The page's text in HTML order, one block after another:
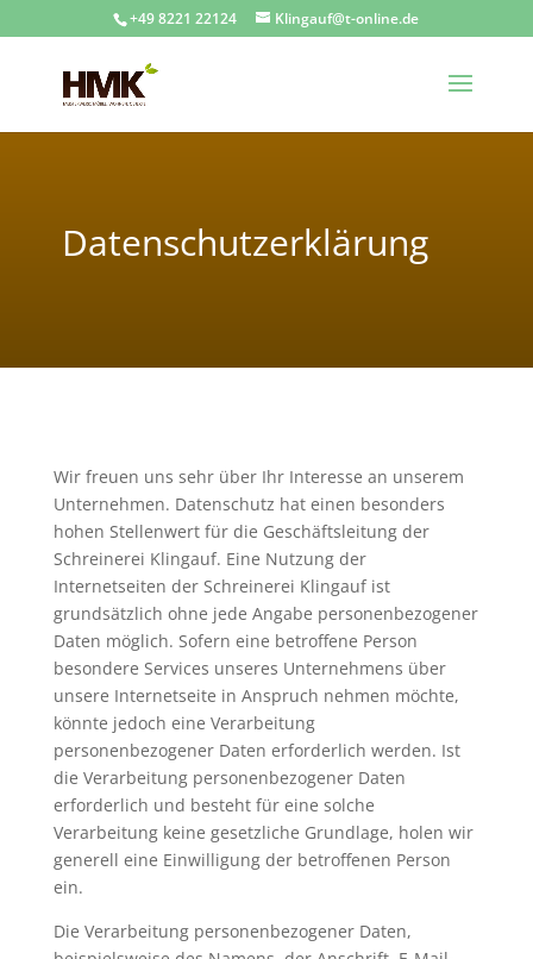
+49 8221 22124 Klingauf@t-online.de
Datenschutzerklärung
Wir freuen uns sehr über Ihr Interesse an unserem
Unternehmen. Datenschutz hat einen besonders
hohen Stellenwert für die Geschäftsleitung der
Schreinerei Klingauf. Eine Nutzung der
Internetseiten der Schreinerei Klingauf ist
grundsätzlich ohne jede Angabe personenbezogener
Daten möglich. Sofern eine betroffene Person
besondere Services unseres Unternehmens über
unsere Internetseite in Anspruch nehmen möchte,
könnte jedoch eine Verarbeitung
personenbezogener Daten erforderlich werden. Ist
die Verarbeitung personenbezogener Daten
erforderlich und besteht für eine solche
Verarbeitung keine gesetzliche Grundlage, holen wir
generell eine Einwilligung der betroffenen Person
ein.
Die Verarbeitung personenbezogener Daten,